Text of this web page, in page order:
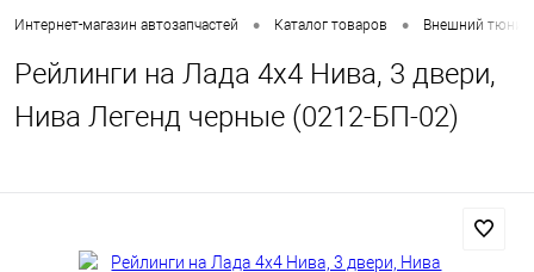
Интернет-магазин автозапчастей • Каталог товаров • Внешний
Рейлинги на Лада 4х4 Нива, 3 двери,
Нива Легенд черные (0212-БП-02)